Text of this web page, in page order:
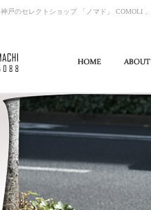
神戸のセレクトショップ 「ノマド」 COMOLI